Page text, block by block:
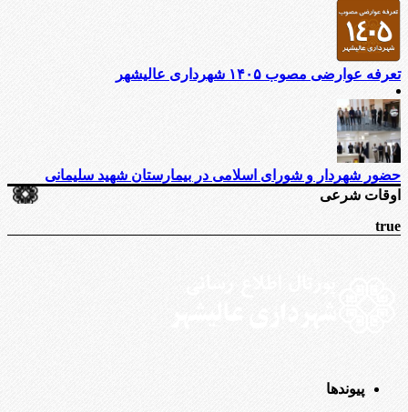
تعرفه عوارضی مصوب ۱۴۰۵ شهرداری عالیشهر
حضور شهردار و شورای اسلامی در بیمارستان شهید سلیمانی
اوقات شرعی
true
پیوندها